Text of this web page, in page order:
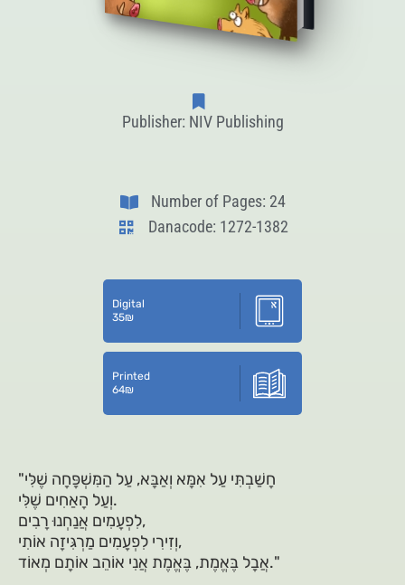
Publisher: NIV Publishing
Number of Pages: 24
Danacode: 1272-1382
Digital
35₪
Printed
64₪
"חָשַׁבְתִּי עַל אִמָּא וְאַבָּא, עַל הַמִּשְׁפָּחָה שֶׁלִּי
וְעַל הָאַחִים שֶׁלִּי.
לִפְעָמִים אֲנַחְנוּ רָבִים,
וְזִירִי לִפְעָמִים מַרְגִּיזָה אוֹתִי,
אֲבָל בֶּאֱמֶת, בֶּאֱמֶת אֲנִי אוֹהֵב אוֹתָם מְאוֹד."